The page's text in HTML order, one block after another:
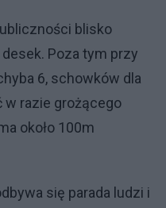
blisko
Poza tym przy
6, schowków dla
w razie grożącego
około 100m
się parada ludzi i